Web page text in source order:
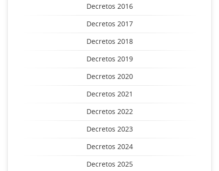
Decretos 2016
Decretos 2017
Decretos 2018
Decretos 2019
Decretos 2020
Decretos 2021
Decretos 2022
Decretos 2023
Decretos 2024
Decretos 2025